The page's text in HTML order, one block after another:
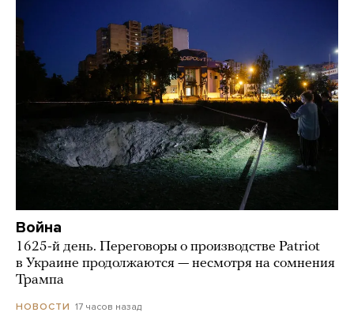
Война
1625-й день. Переговоры о производстве Patriot
в Украине продолжаются — несмотря на сомнения
Трампа
НОВОСТИ 17 часов назад